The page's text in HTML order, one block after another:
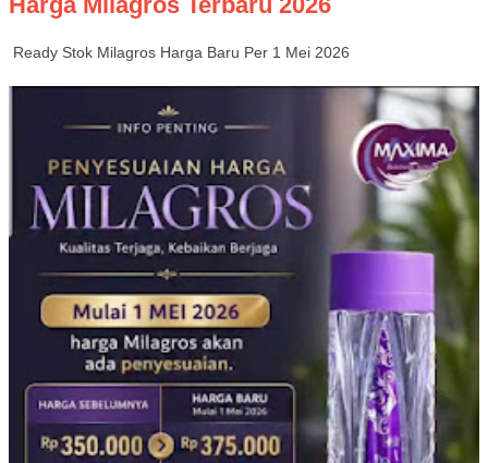
Ready Stok Milagros Harga Baru Per 1 Mei 2026